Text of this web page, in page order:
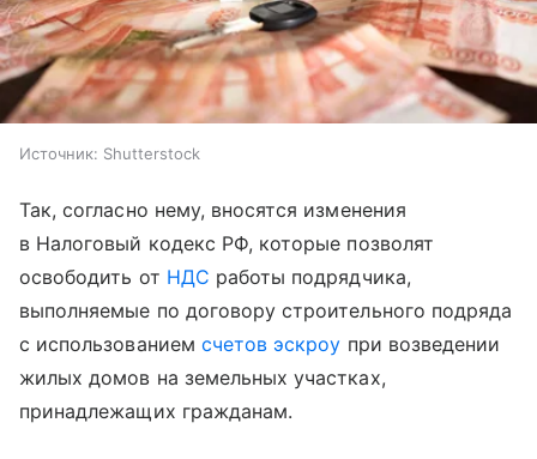
Источник: Shutterstock
Так, согласно нему, вносятся изменения
в Налоговый кодекс РФ, которые позволят
освободить от НДС работы подрядчика,
выполняемые по договору строительного подряда
с использованием счетов эскроу при возведении
жилых домов на земельных участках,
принадлежащих гражданам.